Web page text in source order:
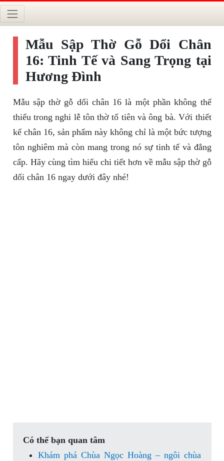
Mẫu Sập Thờ Gỗ Dổi Chân
16: Tinh Tế và Sang Trọng tại
Hương Đình
Mẫu sập thờ gỗ dổi chân 16 là một phần không thể
thiếu trong nghi lễ tôn thờ tổ tiên và ông bà. Với thiết
kế chân 16, sản phẩm này không chỉ là một bức tượng
tôn nghiêm mà còn mang trong nó sự tinh tế và đẳng
cấp. Hãy cùng tìm hiểu chi tiết hơn về mẫu sập thờ gỗ
dổi chân 16 ngay dưới đây nhé!
Có thể bạn quan tâm
Khám phá Chùa Ngọc Hoàng – ngôi chùa